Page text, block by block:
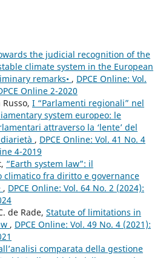
the judicial recognition of the
climate system in the European
remarks• , DPCE Online: Vol.
Online 2-2020
I “Parlamenti regionali” nel
system europeo: le
attraverso la ‘lente’ del
, DPCE Online: Vol. 41 No. 4
4-2019
“Earth system law”: il
climatico fra diritto e governance
, DPCE Online: Vol. 64 No. 2 (2024):
de Rade, Statute of limitations in
, DPCE Online: Vol. 49 No. 4 (2021):
comparata della gestione